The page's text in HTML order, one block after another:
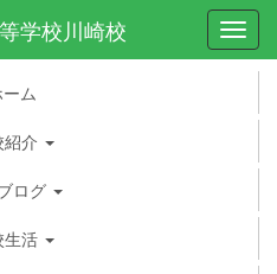
学校川崎校
ム
介
ログ
生活